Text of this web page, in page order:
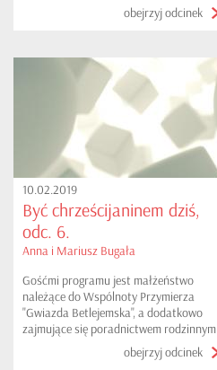
obejrzyj odcinek
10.02.2019
Być chrześcijaninem dziś,
odc. 6.
Anna i Mariusz Bugała
Gośćmi programu jest małżeństwo
należące do Wspólnoty Przymierza
"Gwiazda Betlejemska", a dodatkowo
zajmujące się poradnictwem rodzinnym
przy parafii oraz organizujące kursy
przygotowawcze do sakramentu
obejrzyj odcinek